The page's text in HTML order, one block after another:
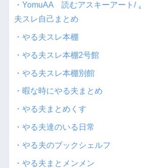
・YomuAA 読むアスキーアート/
夫スレ自己まとめ
・やる夫スレ本棚
・やる夫スレ本棚2号館
・やる夫スレ本棚別館
・暇な時にやる夫まとめ
・やる夫まとめくす
・やる夫達のいる日常
・やる夫のブックシェルフ
・やる夫まとメンメン